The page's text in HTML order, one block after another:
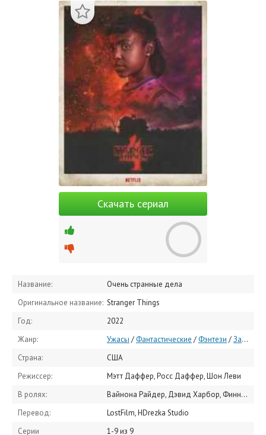
Скачать сериал
Название:
Очень странные дела
Оригинальное название: Stranger Things
Год:
2022
Жанр:
Ужасы /Фантастические /Фэнтези /Зарубежные сериалы
Страна:
США
Режиссер:
Мэтт Даффер, Росс Даффер, Шон Леви
В ролях:
Вайнона Райдер, Дэвид Харбор, Финн Вулфхард, Гейтен Матараццо, Калеб Маклафлин, Наталия Дайер, Чарли Хитон, Джо Кири, Милли Бобби Браун, Ноа Шнапп
Перевод:
LostFilm, HDrezka Studio
Серии
1-9 из 9